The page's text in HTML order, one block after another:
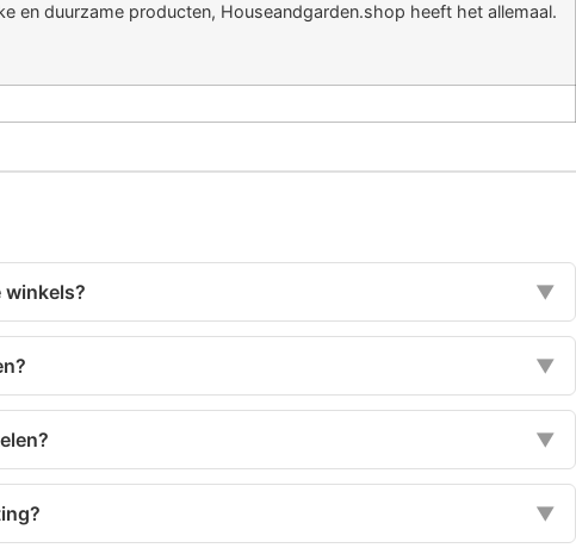
en duurzame producten, Houseandgarden.shop heeft het allemaal.
winkels? ▼
▼
▼
▼